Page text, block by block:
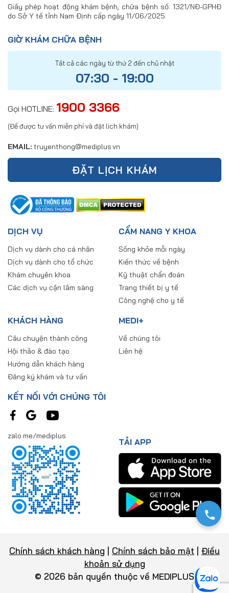
Giấy phép hoạt động khám bệnh, chữa bệnh số: 1321/NĐ-GPHĐ
do Sở Y tế tỉnh Nam Định cấp ngày 11/06/2025.
GIỜ KHÁM CHỮA BỆNH
Tất cả các ngày từ thứ 2 đến chủ nhật
07:30 - 19:00
Gọi HOTLINE: 1900 3366
(Để được tư vấn miễn phí và đặt lich khám)
EMAIL: truyenthong@mediplus.vn
ĐẶT LỊCH KHÁM
DỊCH VỤ
Dịch vụ dành cho cá nhân
Dịch vụ dành cho tổ chức
Khám chuyên khoa
Các dịch vụ cận lâm sàng
CẨM NANG Y KHOA
Sống khỏe mỗi ngày
Kiến thức về bệnh
Kỹ thuật chẩn đoán
Trang thiết bị y tế
Công nghệ cho y tế
KHÁCH HÀNG
Câu chuyện thành công
Hội thảo & đào tạo
Hướng dẫn khách hàng
Đăng ký khám và tư vấn
MEDI+
Về chúng tôi
Liên hệ
KẾT NỐI VỚI CHÚNG TÔI
zalo.me/mediplus
TẢI APP
Chính sách khách hàng Chính sách bảo mật
Điều
khoản sử dụng
© 2026 bản quyền thuộc về MEDIPLUS